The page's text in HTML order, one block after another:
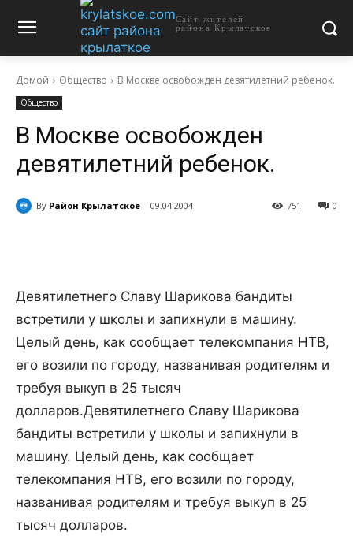
Сайт жителей
района Крылатское
Домой Общество В Москве освобожден девятилетний ребенок.
Общество
В Москве освобожден
девятилетний ребенок.
By Район Крылатское 09.04.2004 0
751
Девятилетнего Славу Шарикова бандиты
встретили у школы и запихнули в машину.
Целый день, как сообщает телекомпания НТВ,
его возили по городу, названивая родителям и
требуя выкуп в 25 тысяч
долларов.Девятилетнего Славу Шарикова
бандиты встретили у школы и запихнули в
машину. Целый день, как сообщает
телекомпания НТВ, его возили по городу,
названивая родителям и требуя выкуп в 25
тысяч долларов.